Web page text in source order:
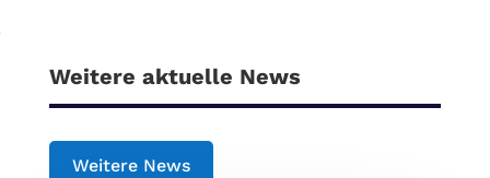
Weitere aktuelle News
Weitere News